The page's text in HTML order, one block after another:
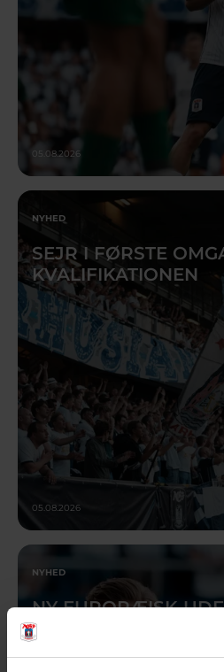
05.08.2026
NYHED
SEJR I FØRSTE
KVALIFIKATIONEN
05.08.2026
NYHED
NY EUROPÆISK
VENTER: - VI HAR